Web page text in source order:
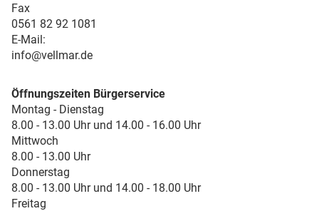
Fax
0561 82 92 1081
E-Mail:
info@vellmar.de
Öffnungszeiten Bürgerservice
Montag - Dienstag
8.00 - 13.00 Uhr und 14.00 - 16.00 Uhr
Mittwoch
8.00 - 13.00 Uhr
Donnerstag
8.00 - 13.00 Uhr und 14.00 - 18.00 Uhr
Freitag